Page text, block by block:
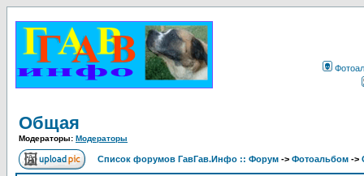
Общая
Модераторы: Модераторы
Список форумов ГавГав.Инфо :: Форум -> Фотоальбом ->